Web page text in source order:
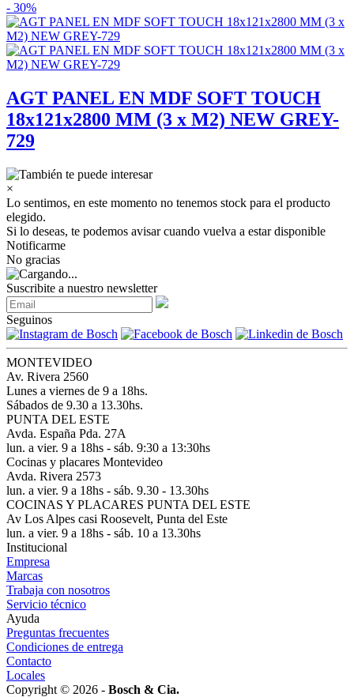
- 30%
AGT PANEL EN MDF SOFT TOUCH
18x121x2800 MM (3 x M2) NEW GREY-
729
×
Lo sentimos, en este momento no tenemos stock para el producto
elegido.
Si lo deseas, te podemos avisar cuando vuelva a estar disponible
Notificarme
No gracias
Suscribite a nuestro newsletter
Seguinos
MONTEVIDEO
Av. Rivera 2560
Lunes a viernes de 9 a 18hs.
Sábados de 9.30 a 13.30hs.
PUNTA DEL ESTE
Avda. España Pda. 27A
lun. a vier. 9 a 18hs - sáb. 9:30 a 13:30hs
Cocinas y placares Montevideo
Avda. Rivera 2573
lun. a vier. 9 a 18hs - sáb. 9.30 - 13.30hs
COCINAS Y PLACARES PUNTA DEL ESTE
Av Los Alpes casi Roosevelt, Punta del Este
lun. a vier. 9 a 18hs - sáb. 10 a 13.30hs
Institucional
Empresa
Marcas
Trabaja con nosotros
Servicio técnico
Ayuda
Preguntas frecuentes
Condiciones de entrega
Contacto
Locales
Copyright © 2026 - Bosch & Cia.